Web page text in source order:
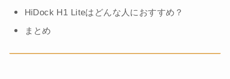
HiDock H1 Liteはどんな人におすすめ？
まとめ